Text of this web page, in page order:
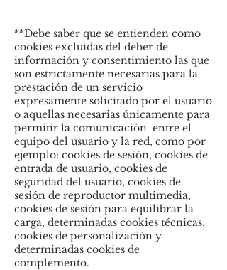
**Debe saber que se entienden como
cookies excluidas del deber de
información y consentimiento las que
son estrictamente necesarias para la
prestación de un servicio
expresamente solicitado por el usuario
o aquellas necesarias únicamente para
permitir la comunicación entre el
equipo del usuario y la red, como por
ejemplo: cookies de sesión, cookies de
entrada de usuario, cookies de
seguridad del usuario, cookies de
sesión de reproductor multimedia,
cookies de sesión para equilibrar la
carga, determinadas cookies técnicas,
cookies de personalización y
determinadas cookies de
complemento.